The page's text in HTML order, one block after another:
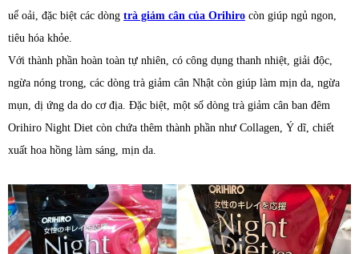
uể oải, đặc biệt các dòng trà giảm cân của Orihiro còn giúp ngủ ngon,
tiêu hóa khỏe.
Với thành phần hoàn toàn tự nhiên, có công dụng thanh nhiệt, giải độc,
ngừa nóng trong, các dòng trà giảm cân Nhật còn giúp làm mịn da, ngừa
mụn, dị ứng da do cơ địa. Đặc biệt, một số dòng trà giảm cân ban đêm
Orihiro Night Diet còn chứa thêm thành phần như Collagen, Ý dĩ, chiết
xuất hoa hồng làm sáng, mịn da.